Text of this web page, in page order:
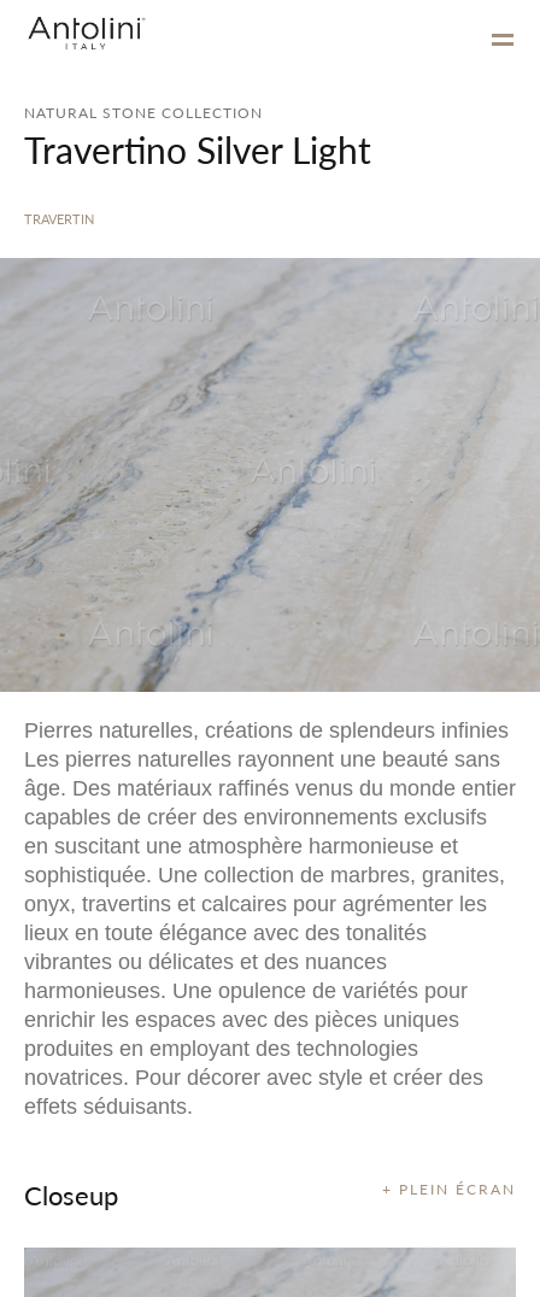
NATURAL STONE COLLECTION
Travertino Silver Light
TRAVERTIN
Pierres naturelles, créations de splendeurs infinies
Les pierres naturelles rayonnent une beauté sans
âge. Des matériaux raffinés venus du monde entier
capables de créer des environnements exclusifs
en suscitant une atmosphère harmonieuse et
sophistiquée. Une collection de marbres, granites,
onyx, travertins et calcaires pour agrémenter les
lieux en toute élégance avec des tonalités
vibrantes ou délicates et des nuances
harmonieuses. Une opulence de variétés pour
enrichir les espaces avec des pièces uniques
produites en employant des technologies
novatrices. Pour décorer avec style et créer des
effets séduisants.
+ PLEIN ÉCRAN
Closeup